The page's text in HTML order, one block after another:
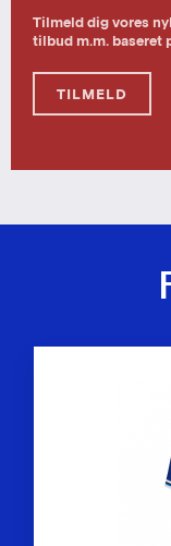
Tilmeld dig vores
tilbud m.m. baseret
TILMELD